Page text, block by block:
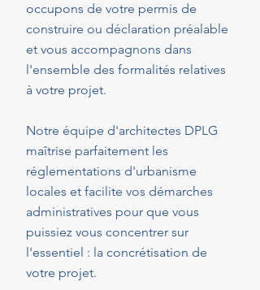
occupons de votre permis de
construire ou déclaration préalable
et vous accompagnons dans
l'ensemble des formalités relatives
à votre projet.
Notre équipe d'architectes DPLG
maîtrise parfaitement les
réglementations d'urbanisme
locales et facilite vos démarches
administratives pour que vous
puissiez vous concentrer sur
l'essentiel : la concrétisation de
votre projet.